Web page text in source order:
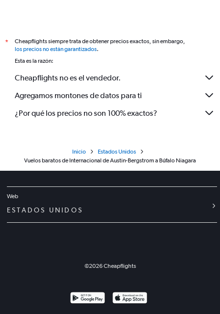
*
Cheapflights siempre trata de obtener precios exactos, sin embargo,
los precios no están garantizados.
Esta es la razón:
Cheapflights no es el vendedor.
Agregamos montones de datos para ti
¿Por qué los precios no son 100% exactos?
Inicio
Estados Unidos
Vuelos baratos de Internacional de Austin-Bergstrom a Búfalo Niagara
Web
ESTADOS UNIDOS
©2026Cheapflights